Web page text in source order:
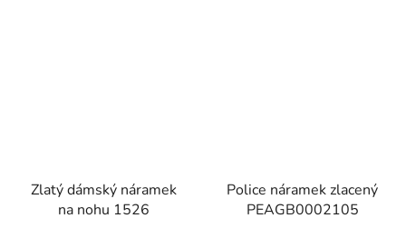
Zlatý dámský náramek
na nohu 1526
Police náramek zlacený
PEAGB0002105